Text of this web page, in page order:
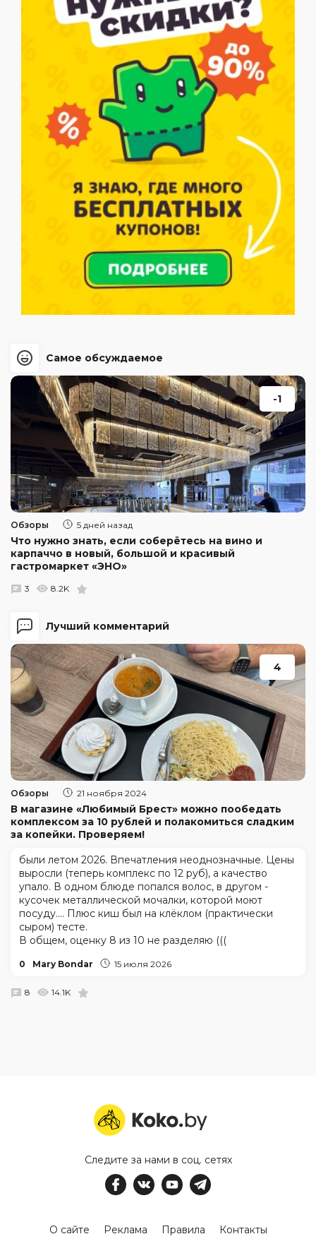
Лучший комментарий
4
Обзоры 21 ноября 2024
В магазине «Любимый Брест» можно пообедать
комплексом за 10 рублей и полакомиться сладким
за копейки. Проверяем!
были летом 2026. Впечатления неоднозначные. Цены
выросли (теперь комплекс по 12 руб), а качество
упало. В одном блюде попался волос, в другом -
кусочек металлической мочалки, которой моют
посуду.... Плюс киш был на клёклом (практически
сыром) тесте.
В общем, оценку 8 из 10 не разделяю (((
0 Mary Bondar 15 июля 2026
8 14.1K
Самое обсуждаемое
-1
Обзоры 5 дней назад
Что нужно знать, если соберётесь на вино и
карпаччо в новый, большой и красивый
гастромаркет «ЭНО»
3 8.2K
Следите за нами в соц. сетях
О сайте Реклама Правила Контакты